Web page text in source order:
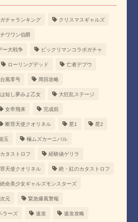
ガチャランキング クリスマスギャルズ
チワワン伯爵
ー大戦争 ビックリマンコラボガチャ
ローリングデッド 亡者デブウ
台風零号 周回攻略
短し夢みよ乙女 大狂乱ステージ
女帝飛来 完成前
断罪天使クオリネル 星1 星2
玉 極ムズカーニバル
タストロフ 経験値ゲリラ
天使クオリネル 絶・紅のカタストロフ
絶命美少女ギャルズモンスターズ
元 緊急爆風警報
ラーズ 速攻 速攻攻略